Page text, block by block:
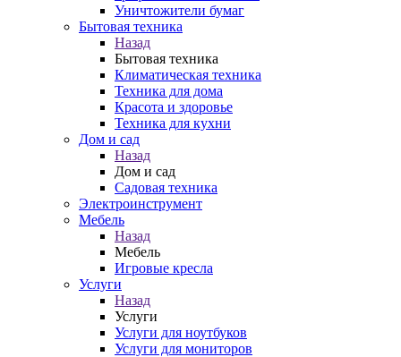
Уничтожители бумаг
Бытовая техника
Назад
Бытовая техника
Климатическая техника
Техника для дома
Красота и здоровье
Техника для кухни
Дом и сад
Назад
Дом и сад
Садовая техника
Электроинструмент
Мебель
Назад
Мебель
Игровые кресла
Услуги
Назад
Услуги
Услуги для ноутбуков
Услуги для мониторов